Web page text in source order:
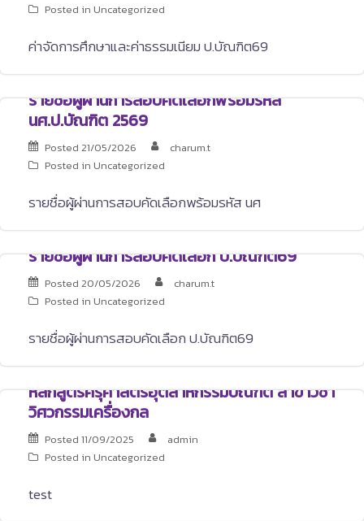
Posted in Uncategorized
ค่าจัดการศึกษาและค่าธรรมเนียม ป.บัณฑิต69
รายชื่อผู้ผ่านการสอบคัดเลือกพร้อมรหัส
นศ.ป.บัณฑิต 2569
Posted 21/05/2026
charum.t
Posted in Uncategorized
รายชื่อผู้ผ่านการสอบคัดเลือกพร้อมรหัส นศ
รายชื่อผู้ผ่านการสอบคัดเลือก ป.บัณฑิต69
Posted 20/05/2026
charum.t
Posted in Uncategorized
รายชื่อผู้ผ่านการสอบคัดเลือก ป.บัณฑิต69
หลักสูตรครุศาสตร์อุตสาหกรรมบัณฑิต สาขาวิชา
วิศวกรรมเครื่องกล
Posted 11/09/2025
admin
Posted in Uncategorized
test